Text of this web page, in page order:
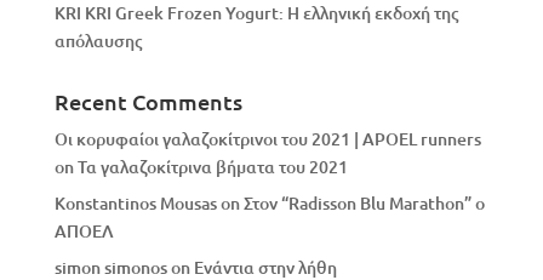
KRI KRI Greek Frozen Yogurt: Η ελληνική εκδοχή της
απόλαυσης
Recent Comments
Οι κορυφαίοι γαλαζοκίτρινοι του 2021 | APOEL runners
onΤα γαλαζοκίτρινα βήματα του 2021
Konstantinos MousasonΣτον “Radisson Blu Marathon” ο
ΑΠΟΕΛ
simon simonoson Eνάντια στην λήθη